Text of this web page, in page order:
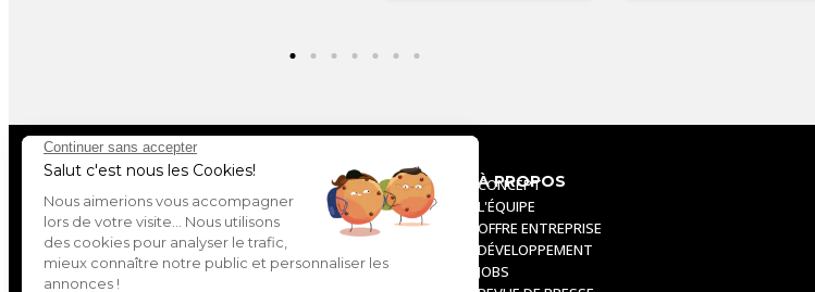
À PROPOS
CONCEPT
L'ÉQUIPE
OFFRE ENTREPRISE
DÉVELOPPEMENT
JOBS